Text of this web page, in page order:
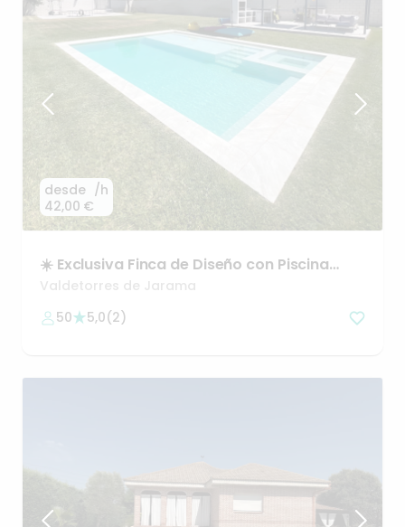
desde
42,00 €
/h
☀️ Exclusiva Finca de Diseño con Piscina
Premium
Valdetorres de Jarama
50
5,0(2)